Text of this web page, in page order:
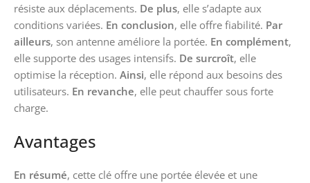
résiste aux déplacements. De plus, elle s’adapte aux
conditions variées. En conclusion, elle offre fiabilité. Par
ailleurs, son antenne améliore la portée. En complément,
elle supporte des usages intensifs. De surcroît, elle
optimise la réception. Ainsi, elle répond aux besoins des
utilisateurs. En revanche, elle peut chauffer sous forte
charge.
Avantages
En résumé, cette clé offre une portée élevée et une